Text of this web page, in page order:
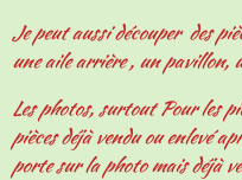
Je peut aussi découper des
une aile arrière , un pavillon,
Les photos, surtout Pour les
pièces déjà vendu ou enlevé
porte sur la photo mais déjà